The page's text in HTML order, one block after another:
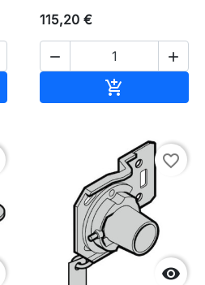
115,20 €
 


favorite_border